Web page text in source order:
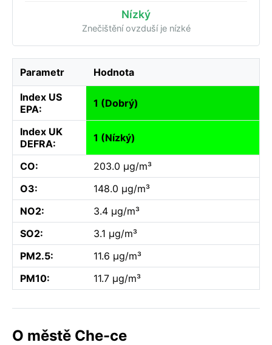
Nízký
Znečištění ovzduší je nízké
Parametr Hodnota
Index US
EPA:
1 (Dobrý)
Index UK
DEFRA:
1 (Nízký)
CO:
203.0 µg/m³
O3:
148.0 µg/m³
NO2:
3.4 µg/m³
SO2:
3.1 µg/m³
PM2.5:
11.6 µg/m³
PM10:
11.7 µg/m³
O městě Che-ce